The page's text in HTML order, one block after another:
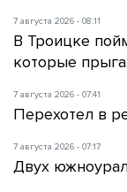
7 августа 2026 - 08:11
В Троицке
которые
7 августа 2026 - 07:41
Перехотел в
7 августа 2026 - 07:17
Двух